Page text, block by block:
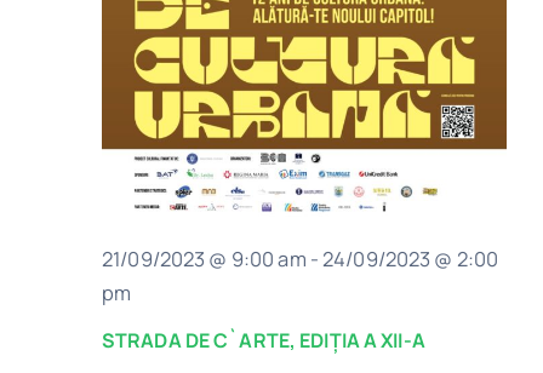
STRADA DE C`ARTE, EDIȚIA A XII-A
21/09/2023 @ 9:00 am -24/09/2023 @ 2:00
pm